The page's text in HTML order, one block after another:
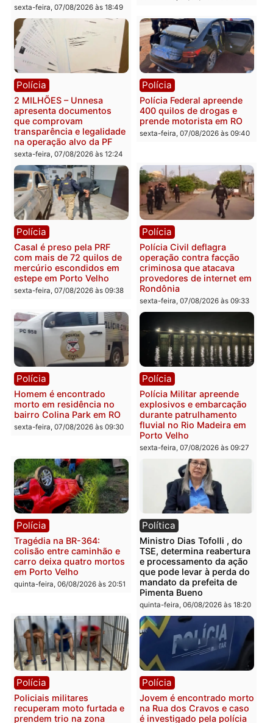
Política
Marcos Rogério apresenta
Plano de Governo com
228 projetos, metas
públicas e
acompanhamento de
resultados
sexta-feira, 07/08/2026 às 18:49
Política
Eleições 2026: Pastor
Evanildo pode ser o
primeiro pastor de
Rondônia na Câmara
Federal
sexta-feira, 07/08/2026 às
Polícia
2 MILHÕES – Unnesa
apresenta documentos
que comprovam
transparência e legalidade
na operação alvo da PF
sexta-feira, 07/08/2026 às 12:24
Polícia
Polícia Federal apreende
400 quilos de drogas e
prende motorista em RO
sexta-feira, 07/08/2026 às
Polícia
Casal é preso pela PRF
com mais de 72 quilos de
mercúrio escondidos em
estepe em Porto Velho
sexta-feira, 07/08/2026 às 09:38
Polícia
Polícia Civil deflagra
operação contra facção
criminosa que atacava
provedores de internet
Rondônia
sexta-feira, 07/08/2026 às
Polícia
Homem é encontrado
morto em residência no
bairro Colina Park em RO
sexta-feira, 07/08/2026 às 09:30
Polícia
Polícia Militar apreende
explosivos e
durante patrulhamento
fluvial no Rio Madeira em
Porto Velho
sexta-feira, 07/08/2026 às
Polícia
Tragédia na BR-364:
colisão entre caminhão e
Política
Ministro Dias Tofolli , do
TSE, determina